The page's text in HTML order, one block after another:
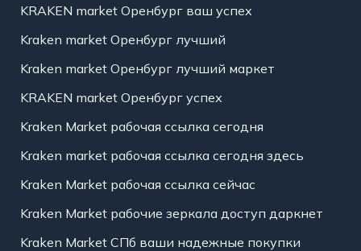
KRAKEN market Оренбург ваш успех
Kraken market Оренбург лучший
Kraken market Оренбург лучший маркет
KRAKEN market Оренбург успех
Kraken Market рабочая ссылка сегодня
Kraken market рабочая ссылка сегодня здесь
Kraken Market рабочая ссылка сейчас
Kraken Market рабочие зеркала доступ даркнет
Kraken Market СПб ваши надежные покупки